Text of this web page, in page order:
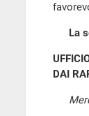
La
DAI